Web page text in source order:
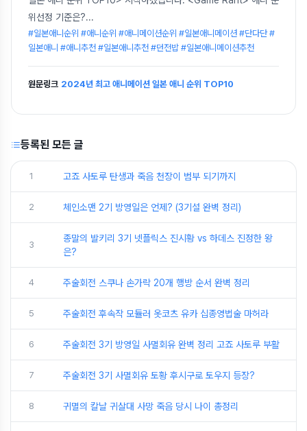
위선정 기준은?...
#일본애니순위 #애니순위 #애니메이션순위 #일본애니메이션 #단다단 #
일본애니 #애니추천 #일본애니추천 #던전밥 #일본애니메이션추천
원문링크 2024년 최고 애니메이션 일본 애니 순위 TOP10
등록된 모든 글
1 고죠 사토루 탄생과 죽음 천장이 범부 되기까지
2 ​체인소맨 2기 방영일은 언제? (3기설 완벽 정리)
3
종말의 발키리 3기 넷플릭스 진시황 vs 하데스 진정한 왕
은?
4 주술회전 스쿠나 손가락 20개 행방 순서 완벽 정리
5 주술회전 후속작 모듈러 옷코츠 유카 십종영법술 마허라
6 주술회전 3기 방영일 사멸회유 완벽 정리 고죠 사토루 부활
7 주술회전 3기 사멸회유 토황 후시구로 토우지 등장?
8 귀멸의 칼날 귀살대 사망 죽음 당시 나이 총정리